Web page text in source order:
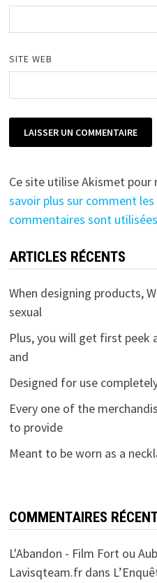
SITE WEB
Ce site utilise Akismet pour
savoir plus sur comment
commentaires sont utilisées
ARTICLES RÉCENTS
When designing products,
sexual
Plus, you will get first peek
and
Designed for use
Every one of the
to provide
Meant to be worn as a
COMMENTAIRES
L'Abandon - Film Fort ou
Lavisqteam.frdans